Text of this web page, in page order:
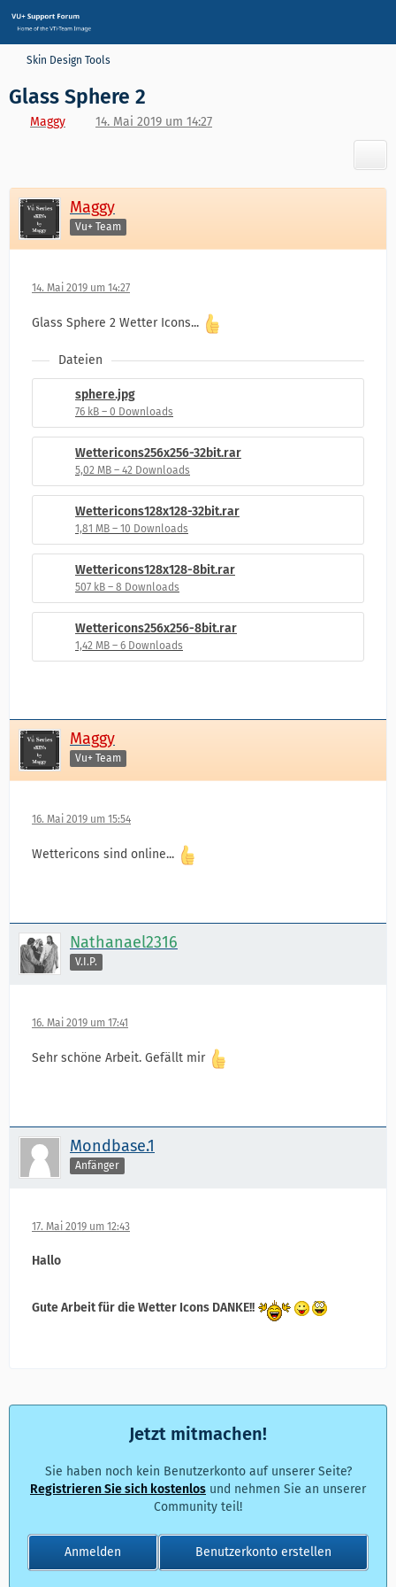
Skin Design Tools
Glass Sphere 2
Maggy 14. Mai 2019 um 14:27
Maggy
Vu+ Team
14. Mai 2019 um 14:27
Glass Sphere 2 Wetter Icons...
Dateien
sphere.jpg
76 kB – 0 Downloads
Wettericons256x256-32bit.rar
5,02 MB – 42 Downloads
Wettericons128x128-32bit.rar
1,81 MB – 10 Downloads
Wettericons128x128-8bit.rar
507 kB – 8 Downloads
Wettericons256x256-8bit.rar
1,42 MB – 6 Downloads
Maggy
Vu+ Team
16. Mai 2019 um 15:54
Wettericons sind online...
Nathanael2316
V.I.P.
16. Mai 2019 um 17:41
Sehr schöne Arbeit. Gefällt mir
Mondbase.1
Anfänger
17. Mai 2019 um 12:43
Hallo
Gute Arbeit für die Wetter Icons DANKE!!
Jetzt mitmachen!
Sie haben noch kein Benutzerkonto auf unserer Seite?
Registrieren Sie sich kostenlos und nehmen Sie an unserer
Community teil!
Benutzerkonto erstellen
Anmelden